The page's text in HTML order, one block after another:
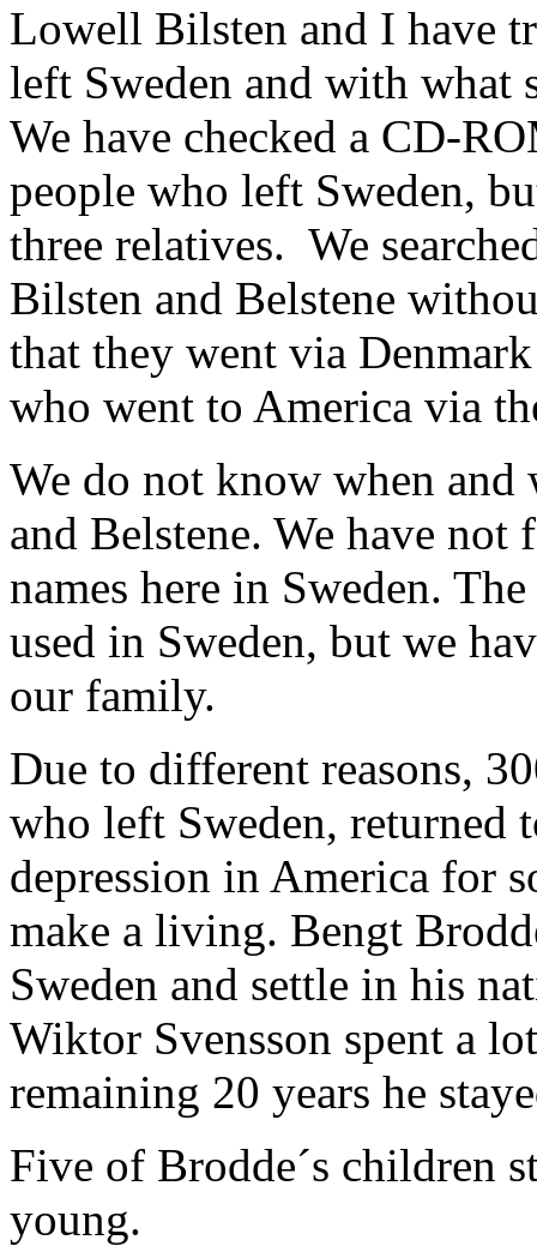
Lowell Bilsten and I have
left Sweden and with what
We have checked a CD-
people who left Sweden,
three relatives. We
Bilsten and Belstene
that they went via
who went to America via
We do not know when
and Belstene. We have
names here in Sweden.
used in Sweden, but we
our family.
Due to different reasons,
who left Sweden, returned
depression in America for
make a living. Bengt
Sweden and settle in his
Wiktor Svensson spent a
remaining 20 years he
Five of Brodde´s children
young.